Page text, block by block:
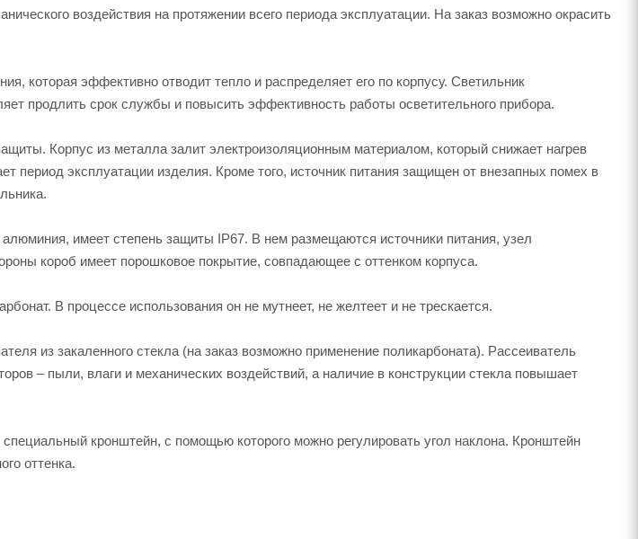
воздействия на протяжении всего периода эксплуатации. На заказ возможно окрасить
которая эффективно отводит тепло и распределяет его по корпусу. Светильник
продлить срок службы и повысить эффективность работы осветительного прибора.
Корпус из металла залит электроизоляционным материалом, который снижает нагрев
период эксплуатации изделия. Кроме того, источник питания защищен от внезапных помех в
имеет степень защиты IP67. В нем размещаются источники питания, узел
короб имеет порошковое покрытие, совпадающее с оттенком корпуса.
В процессе использования он не мутнеет, не желтеет и не трескается.
из закаленного стекла (на заказ возможно применение поликарбоната). Рассеиватель
– пыли, влаги и механических воздействий, а наличие в конструкции стекла повышает
кронштейн, с помощью которого можно регулировать угол наклона. Кронштейн
оттенка.